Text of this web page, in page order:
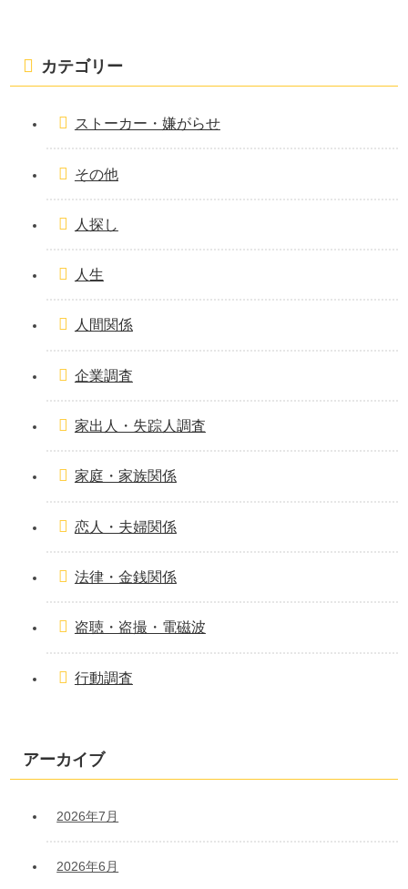
カテゴリー
ストーカー・嫌がらせ
その他
人探し
人生
人間関係
企業調査
家出人・失踪人調査
家庭・家族関係
恋人・夫婦関係
法律・金銭関係
盗聴・盗撮・電磁波
行動調査
アーカイブ
2026年7月
2026年6月